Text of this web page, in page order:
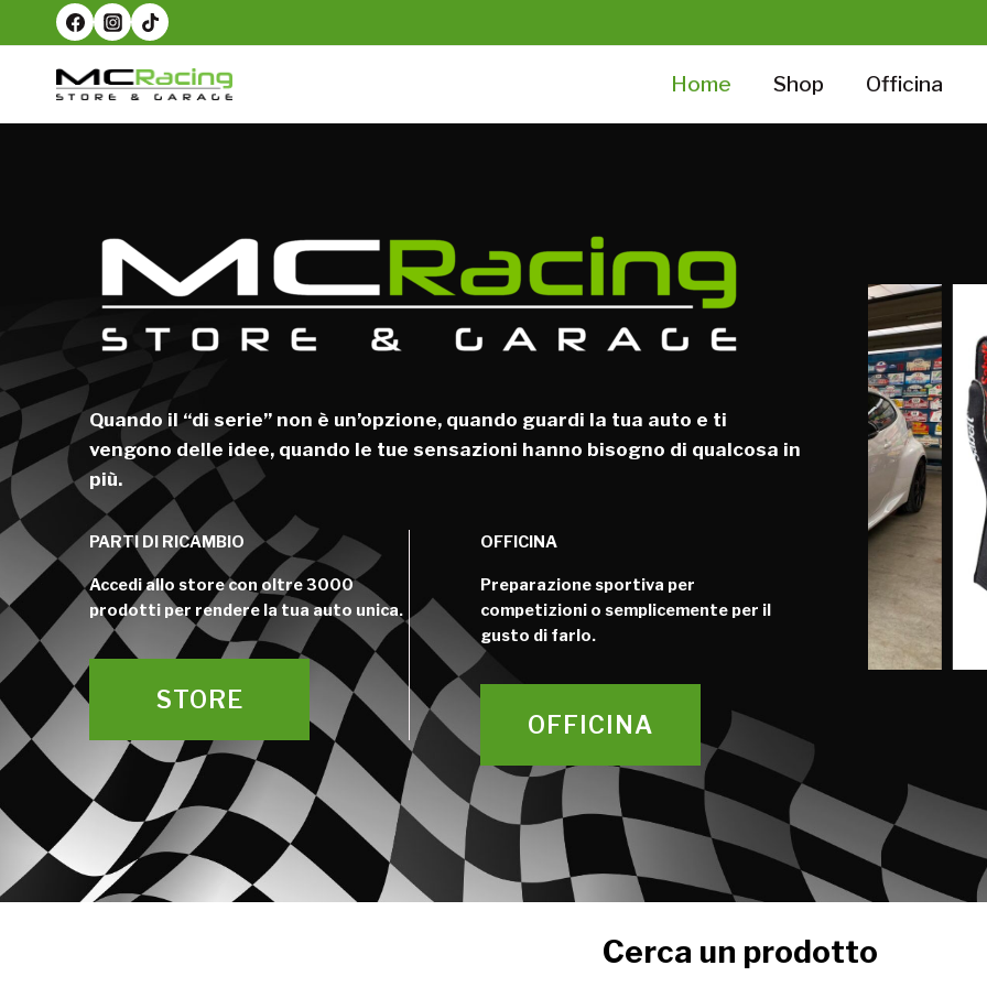
al
contenuto
Home Shop Officina
Quando il “di serie” non è un’opzione, quando guardi la tua auto e ti
vengono delle idee, quando le tue sensazioni hanno bisogno di qualcosa in
più.
PARTI DI RICAMBIO
Accedi allo store con oltre 3000
prodotti per rendere la tua auto unica.
STORE
OFFICINA
Preparazione sportiva per
competizioni o semplicemente per il
gusto di farlo.
OFFICINA
Cerca un prodotto